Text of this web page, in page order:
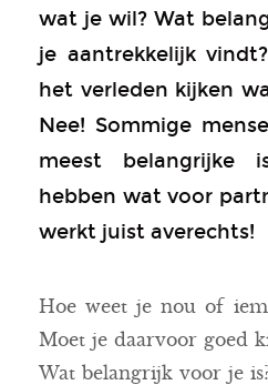
wat je wil? Wat
je aantrekkelijk
het verleden kijken
Nee! Sommige
meest belangrijke
hebben wat voor
werkt juist averechts!
Hoe weet je nou of
Moet je daarvoor goed
Wat belangrijk voor je